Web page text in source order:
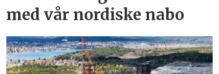
med vår nordiske nabo